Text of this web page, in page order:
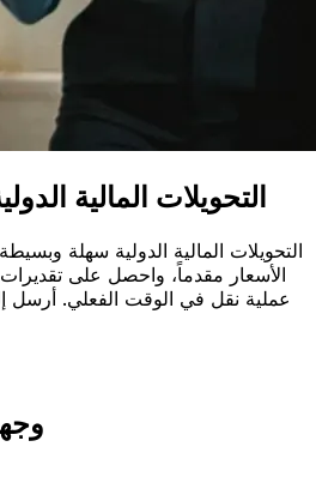
التحويلات المالية
الأسعار مقدماً، واحصل على